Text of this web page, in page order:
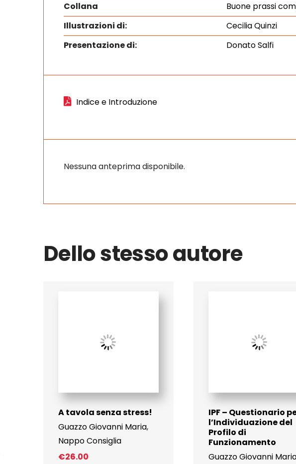
Collana
Buone prassi
Illustrazioni di:
Cecilia Quinzi
Presentazione di:
Donato Salfi
Indice e Introduzione
Nessuna anteprima disponibile.
Dello stesso autore
A tavola senza stress!
Guazzo Giovanni Maria,
Nappo Consiglia
€26.00
IPF – Questionario
l’Individuazione del
Profilo di
Funzionamento
Guazzo Giovanni